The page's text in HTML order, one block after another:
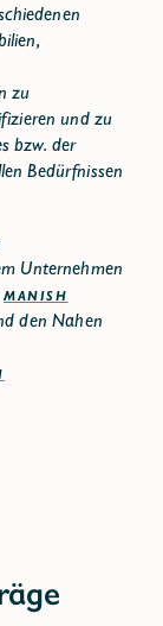
zu
und zu
bzw. der
Bedürfnissen
Unternehmen
MANISH
den Nahen